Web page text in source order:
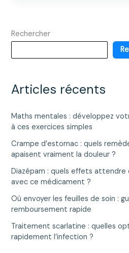
une
bio
accessible
Rechercher
Articles récents
Maths mentales : développez
à ces exercices simples
Crampe d’estomac : quels
apaisent vraiment la douleur ?
Diazépam : quels effets
avec ce médicament ?
Où envoyer les feuilles de soin :
remboursement rapide
Traitement scarlatine : quelles
rapidement l’infection ?